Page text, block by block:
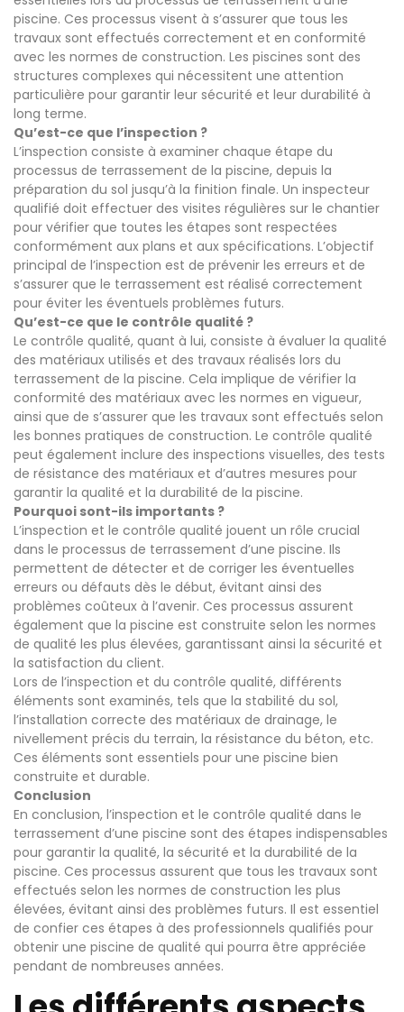
piscine. Ces processus visent à s’assurer que tous les
travaux sont effectués correctement et en conformité
avec les normes de construction. Les piscines sont des
structures complexes qui nécessitent une attention
particulière pour garantir leur sécurité et leur durabilité à
long terme.
Qu’est-ce que l’inspection ?
L’inspection consiste à examiner chaque étape du
processus de terrassement de la piscine, depuis la
préparation du sol jusqu’à la finition finale. Un inspecteur
qualifié doit effectuer des visites régulières sur le chantier
pour vérifier que toutes les étapes sont respectées
conformément aux plans et aux spécifications. L’objectif
principal de l’inspection est de prévenir les erreurs et de
s’assurer que le terrassement est réalisé correctement
pour éviter les éventuels problèmes futurs.
Qu’est-ce que le contrôle qualité ?
Le contrôle qualité, quant à lui, consiste à évaluer la qualité
des matériaux utilisés et des travaux réalisés lors du
terrassement de la piscine. Cela implique de vérifier la
conformité des matériaux avec les normes en vigueur,
ainsi que de s’assurer que les travaux sont effectués selon
les bonnes pratiques de construction. Le contrôle qualité
peut également inclure des inspections visuelles, des tests
de résistance des matériaux et d’autres mesures pour
garantir la qualité et la durabilité de la piscine.
Pourquoi sont-ils importants ?
L’inspection et le contrôle qualité jouent un rôle crucial
dans le processus de terrassement d’une piscine. Ils
permettent de détecter et de corriger les éventuelles
erreurs ou défauts dès le début, évitant ainsi des
problèmes coûteux à l’avenir. Ces processus assurent
également que la piscine est construite selon les normes
de qualité les plus élevées, garantissant ainsi la sécurité et
la satisfaction du client.
Lors de l’inspection et du contrôle qualité, différents
éléments sont examinés, tels que la stabilité du sol,
l’installation correcte des matériaux de drainage, le
nivellement précis du terrain, la résistance du béton, etc.
Ces éléments sont essentiels pour une piscine bien
construite et durable.
Conclusion
En conclusion, l’inspection et le contrôle qualité dans le
terrassement d’une piscine sont des étapes indispensables
pour garantir la qualité, la sécurité et la durabilité de la
piscine. Ces processus assurent que tous les travaux sont
effectués selon les normes de construction les plus
élevées, évitant ainsi des problèmes futurs. Il est essentiel
de confier ces étapes à des professionnels qualifiés pour
obtenir une piscine de qualité qui pourra être appréciée
pendant de nombreuses années.